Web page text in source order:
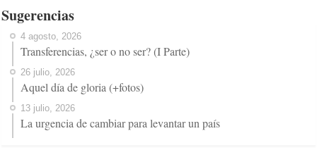
Sugerencias
4 agosto, 2026
Transferencias, ¿ser o no ser? (I Parte)
26 julio, 2026
Aquel día de gloria (+fotos)
13 julio, 2026
La urgencia de cambiar para levantar un país